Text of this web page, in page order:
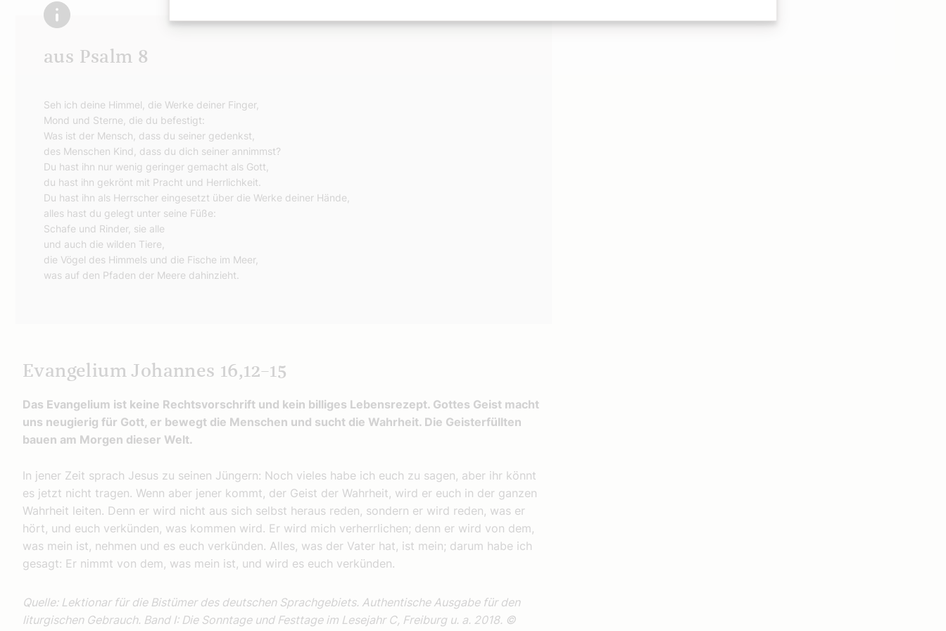
aus Psalm 8
Seh ich deine Himmel, die Werke deiner Finger,
Mond und Sterne, die du befestigt:
Was ist der Mensch, dass du seiner gedenkst,
des Menschen Kind, dass du dich seiner annimmst?
Du hast ihn nur wenig geringer gemacht als Gott,
du hast ihn gekrönt mit Pracht und Herrlichkeit.
Du hast ihn als Herrscher eingesetzt über die Werke deiner Hände,
alles hast du gelegt unter seine Füße:
Schafe und Rinder, sie alle
und auch die wilden Tiere,
die Vögel des Himmels und die Fische im Meer,
was auf den Pfaden der Meere dahinzieht.
Evangelium Johannes 16,12–15
Das Evangelium ist keine Rechtsvorschrift und kein billiges Lebensrezept. Gottes Geist macht
uns neugierig für Gott, er bewegt die Menschen und sucht die Wahrheit. Die Geisterfüllten
bauen am Morgen dieser Welt.
In jener Zeit sprach Jesus zu seinen Jüngern: Noch vieles habe ich euch zu sagen, aber ihr könnt
es jetzt nicht tragen. Wenn aber jener kommt, der Geist der Wahrheit, wird er euch in der ganzen
Wahrheit leiten. Denn er wird nicht aus sich selbst heraus reden, sondern er wird reden, was er
hört, und euch verkünden, was kommen wird. Er wird mich verherrlichen; denn er wird von dem,
was mein ist, nehmen und es euch verkünden. Alles, was der Vater hat, ist mein; darum habe ich
gesagt: Er nimmt von dem, was mein ist, und wird es euch verkünden.
Quelle: Lektionar für die Bistümer des deutschen Sprachgebiets. Authentische Ausgabe für den
liturgischen Gebrauch. Band I: Die Sonntage und Festtage im Lesejahr C, Freiburg u. a. 2018. ©